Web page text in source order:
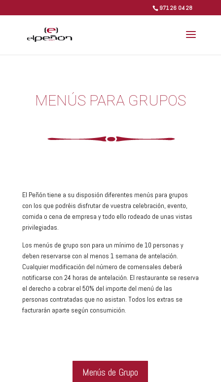
971 26 04 28
MENÚS PARA GRUPOS
El Peñón tiene a su disposión diferentes menús para grupos
con los que podréis disfrutar de vuestra celebración, evento,
comida o cena de empresa y todo ello rodeado de unas vistas
privilegiadas.
Los menús de grupo son para un mínimo de 10 personas y
deben reservarse con al menos 1 semana de antelación.
Cualquier modificación del número de comensales deberá
notificarse con 24 horas de antelación. El restaurante se reserva
el derecho a cobrar el 50% del importe del menú de las
personas contratadas que no asistan. Todos los extras se
facturarán aparte según consumición.
Menús de Grupo